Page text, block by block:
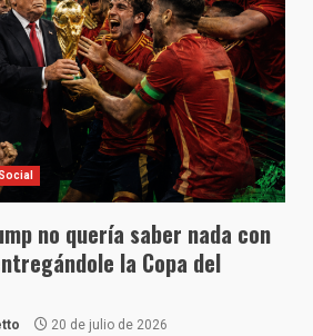
Social
no quería saber nada con
la Copa del
20 de julio de 2026